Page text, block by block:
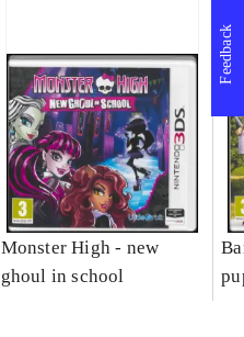
Monster High - new
ghoul in school
Feedback